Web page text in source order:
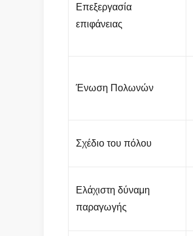
Επεξεργασία
επιφάνειας
Ένωση Πολωνών
Σχέδιο του πόλου
Ελάχιστη δύναμη
παραγωγής